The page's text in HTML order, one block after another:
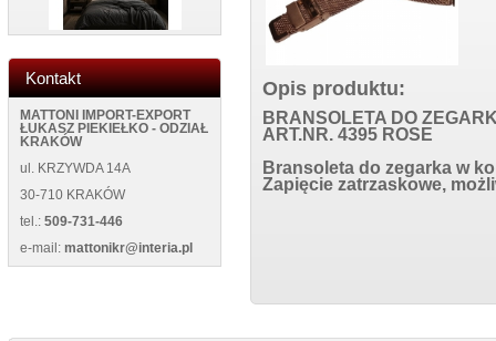
Kontakt
MATTONI IMPORT-EXPORT
ŁUKASZ PIEKIEŁKO - ODZIAŁ
KRAKÓW
ul. KRZYWDA 14A
30-710 KRAKÓW
tel.: 509-731-446
e-mail: mattonikr@interia.pl
Opis produktu:
BRANSOLETA DO
ART.NR. 4395 ROSE
Bransoleta do zegarka w
Zapięcie zatrzaskowe,